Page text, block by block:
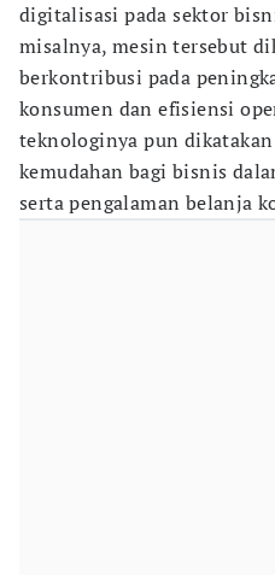
digitalisasi pada sektor
misalnya, mesin tersebut
berkontribusi pada
konsumen dan efisiensi
teknologinya pun
kemudahan bagi bisnis
serta pengalaman belanja